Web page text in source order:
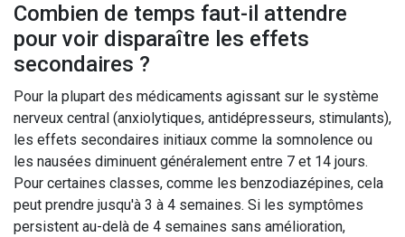
Combien de temps faut-il attendre
pour voir disparaître les effets
secondaires ?
Pour la plupart des médicaments agissant sur le système
nerveux central (anxiolytiques, antidépresseurs, stimulants),
les effets secondaires initiaux comme la somnolence ou
les nausées diminuent généralement entre 7 et 14 jours.
Pour certaines classes, comme les benzodiazépines, cela
peut prendre jusqu'à 3 à 4 semaines. Si les symptômes
persistent au-delà de 4 semaines sans amélioration,